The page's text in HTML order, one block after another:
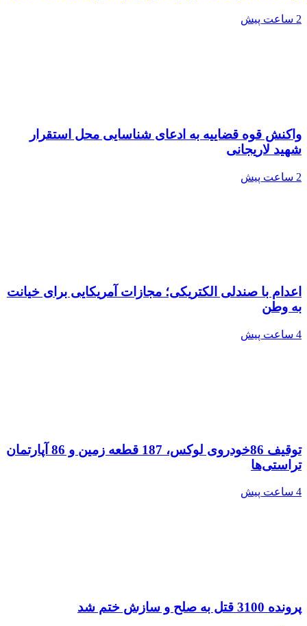
2 ساعت پیش
واکنش قوه قضاییه به ادعای شناسایی محل استقرار
شهید لاریجانی
2 ساعت پیش
اعدام با صندلی الکتریکی؛ مجازات آمریکایی برای خیانت
به وطن
4 ساعت پیش
توقیف 86خودروی لوکس، 187 قطعه زمین و 86 آپارتمان
تراستی‌ها
4 ساعت پیش
پرونده 3100 قتل به صلح و سازش ختم شد